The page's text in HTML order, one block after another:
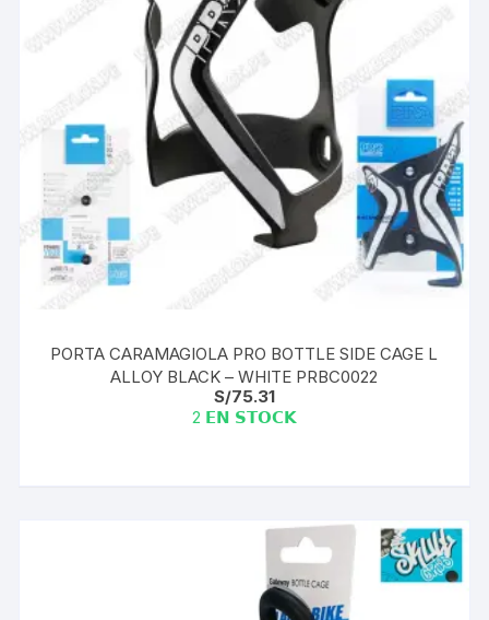
PORTA CARAMAGIOLA PRO BOTTLE SIDE CAGE L
ALLOY BLACK – WHITE PRBC0022
S/75.31
2 𝗘𝗡 𝗦𝗧𝗢𝗖𝗞